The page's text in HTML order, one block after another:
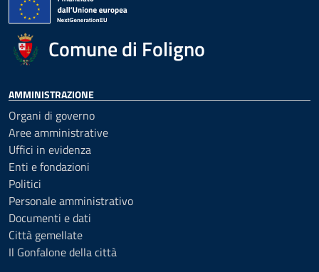
Comune di Foligno
AMMINISTRAZIONE
Organi di governo
Aree amministrative
Uffici in evidenza
Enti e fondazioni
Politici
Personale amministrativo
Documenti e dati
Città gemellate
Il Gonfalone della città